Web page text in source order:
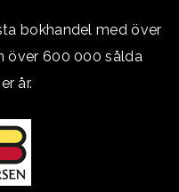
bokhandel med över
över 600 000 sålda
år.